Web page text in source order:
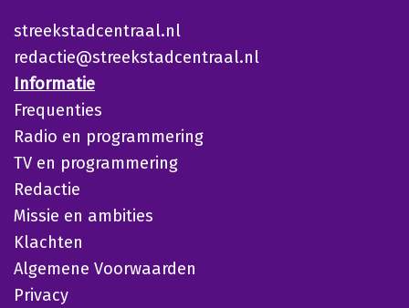
streekstadcentraal.nl
redactie@streekstadcentraal.nl
Informatie
Frequenties
Radio en programmering
TV en programmering
Redactie
Missie en ambities
Klachten
Algemene Voorwaarden
Privacy